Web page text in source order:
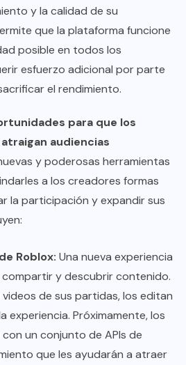
y la calidad de su
que la plataforma funcione
posible en todos los
esfuerzo adicional por parte
el rendimiento.
para que los
audiencias
y poderosas herramientas
a los creadores formas
la participación y expandir sus
Roblox: Una nueva experiencia
y descubrir contenido.
de sus partidas, los editan
experiencia. Próximamente, los
un conjunto de APIs de
que les ayudarán a atraer